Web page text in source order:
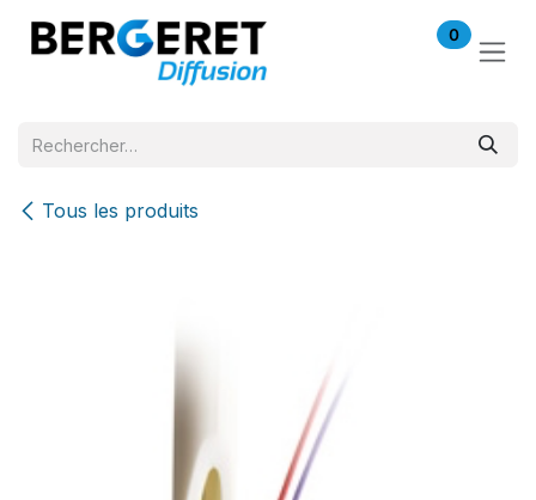
Se rendre au contenu
0
Tous les produits